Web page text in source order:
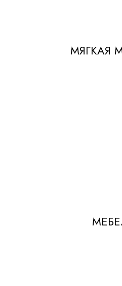
МЯГКАЯ